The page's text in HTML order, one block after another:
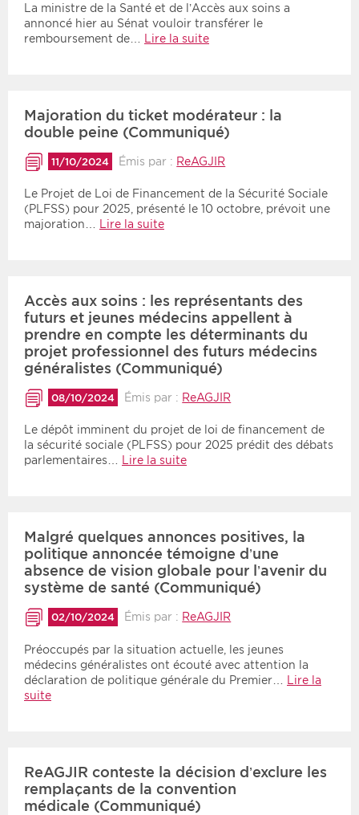
La ministre de la Santé et de l’Accès aux soins a
annoncé hier au Sénat vouloir transférer le
remboursement de…
Lire la suite
Majoration du ticket modérateur : la
double peine (Communiqué)
11/10/2024 Émis par : ReAGJIR
Le Projet de Loi de Financement de la Sécurité Sociale
(PLFSS) pour 2025, présenté le 10 octobre, prévoit une
majoration…
Lire la suite
Accès aux soins : les représentants des
futurs et jeunes médecins appellent à
prendre en compte les déterminants du
projet professionnel des futurs médecins
généralistes (Communiqué)
08/10/2024 Émis par : ReAGJIR
Le dépôt imminent du projet de loi de financement de
la sécurité sociale (PLFSS) pour 2025 prédit des débats
parlementaires… Lire la suite
Malgré quelques annonces positives, la
politique annoncée témoigne d’une
absence de vision globale pour l’avenir du
système de santé (Communiqué)
02/10/2024 Émis par : ReAGJIR
Préoccupés par la situation actuelle, les jeunes
médecins généralistes ont écouté avec attention la
déclaration de politique générale du Premier…
Lire la
suite
ReAGJIR conteste la décision d’exclure les
remplaçants de la convention
médicale (Communiqué)